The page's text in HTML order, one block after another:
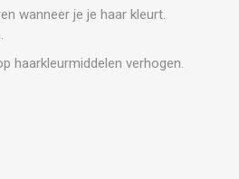
wanneer je je haar kleurt.
haarkleurmiddelen verhogen.